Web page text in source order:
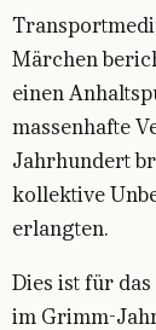
Märchen
einen
massenhafte
Jahrhundert
kollektive
erlangten.
Dies ist für
im Grimm-